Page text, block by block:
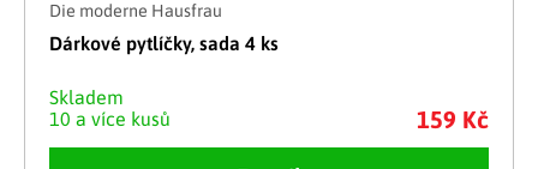
Die moderne Hausfrau
Dárkové pytlíčky, sada 4 ks
Skladem
10 a více kusů
159 Kč